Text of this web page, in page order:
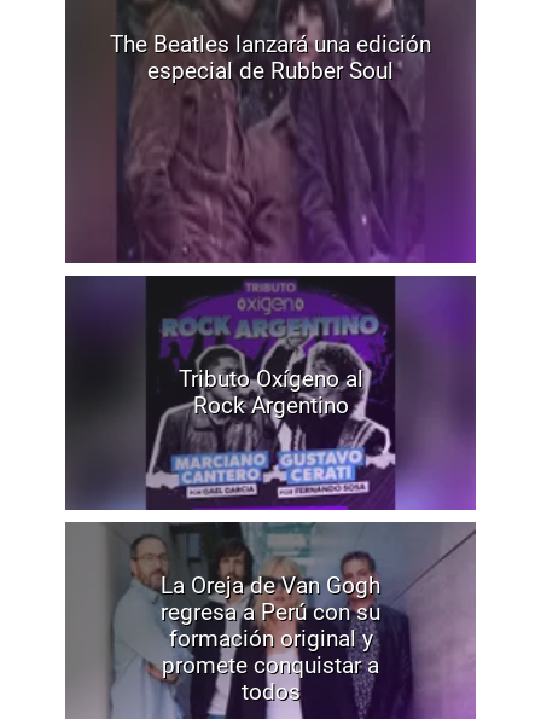
The Beatles lanzará una edición
especial de Rubber Soul
Tributo Oxígeno al
Rock Argentino
La Oreja de Van Gogh
regresa a Perú con su
formación original y
promete conquistar a
todos